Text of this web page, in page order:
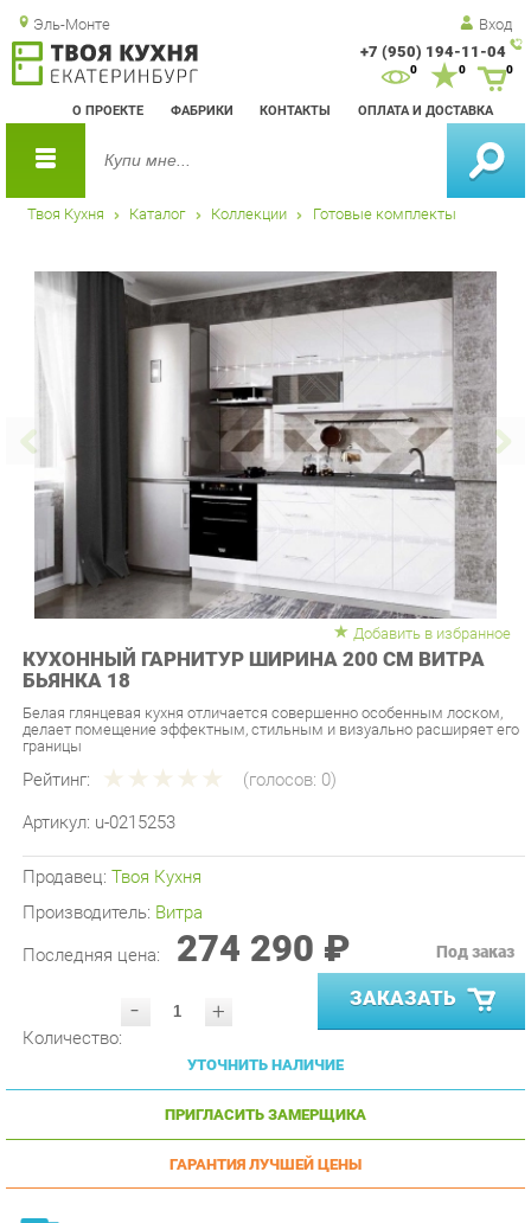
Эль-Монте Вход
+7 (950) 194-11-04
О ПРОЕКТЕ ФАБРИКИ КОНТАКТЫ ОПЛАТА И ДОСТАВКА
0 0
Твоя Кухня Каталог Коллекции Готовые комплекты
Добавить в избранное
КУХОННЫЙ ГАРНИТУР ШИРИНА 200 СМ ВИТРА
БЬЯНКА 18
Белая глянцевая кухня отличается совершенно особенным лоском,
границы
Рейтинг:
Артикул: u-0215253
Производитель: Витра
Последняя цена: 274 290 ₽
- ЗАКАЗАТЬ
УТОЧНИТЬ НАЛИЧИЕ
ПРИГЛАСИТЬ ЗАМЕРЩИКА
ГАРАНТИЯ ЛУЧШЕЙ ЦЕНЫ
Доставкапог. Екатеринбурги до ТК -бесплатна.